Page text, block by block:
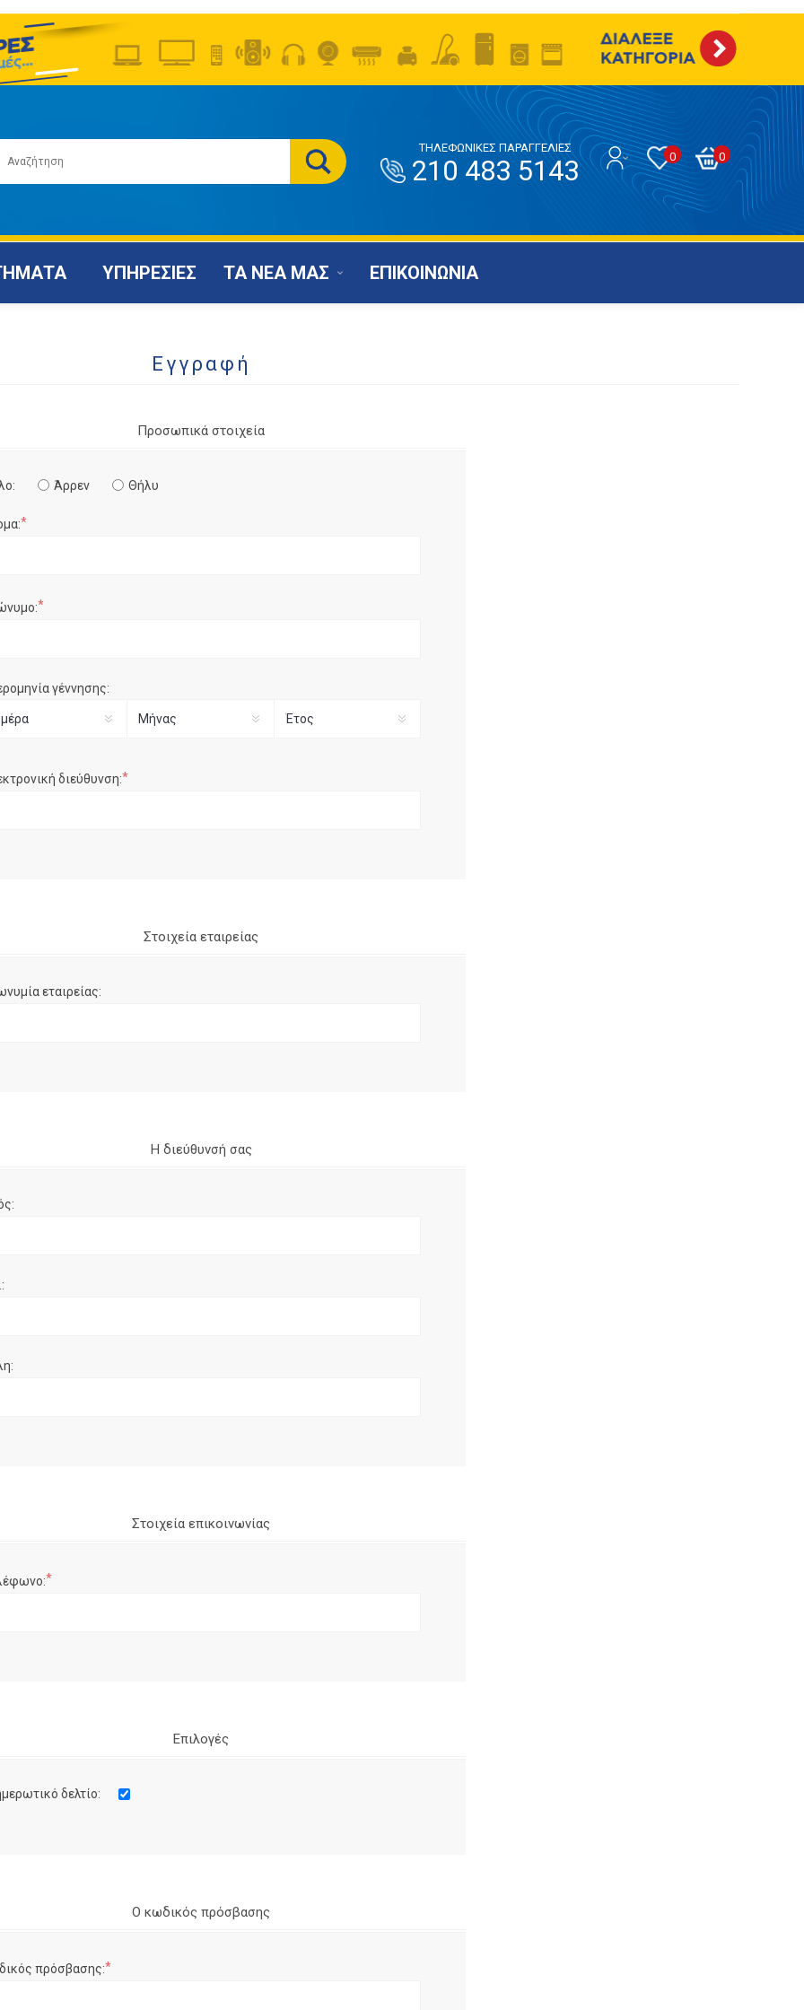
0
0
ΤΗΛΕΦΩΝΙΚΕΣ ΠΑΡΑΓΓΕΛΙΕΣ
210 483 5143
ΥΠΗΡΕΣΙΕΣ ΤΑ ΝΕΑ ΜΑΣ ΕΠΙΚΟΙΝΩΝΙΑ
Εγγραφή
Προσωπικά στοιχεία
Άρρεν Θήλυ
*
*
γέννησης:
διεύθυνση:*
Στοιχεία εταιρείας
εταιρείας:
Η διεύθυνσή σας
Στοιχεία επικοινωνίας
*
Επιλογές
δελτίο:
Ο κωδικός πρόσβασης
πρόσβασης:*